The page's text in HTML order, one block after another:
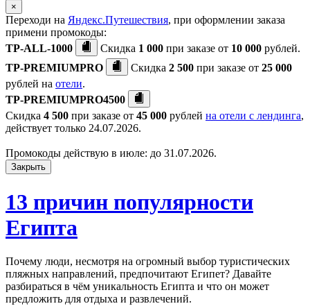
×
Переходи на Яндекс.Путешествия, при оформлении заказа
примени промокоды:
TP-ALL-1000
Скидка 1 000 при заказе от 10 000 рублей.
TP-PREMIUMPRO
Скидка 2 500 при заказе от 25 000
рублей на отели.
TP-PREMIUMPRO4500
Скидка 4 500 при заказе от 45 000 рублей на отели с лендинга,
действует только 24.07.2026.
Промокоды действую в июле: до 31.07.2026.
Закрыть
13 причин популярности
Египта
Почему люди, несмотря на огромный выбор туристических
пляжных направлений, предпочитают Египет? Давайте
разбираться в чём уникальность Египта и что он может
предложить для отдыха и развлечений.